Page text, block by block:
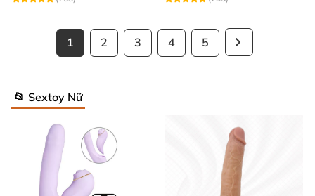
1 2 3 4 5
📂 Sextoy Nữ